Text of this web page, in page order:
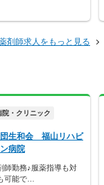
剤師求人をもっと見る
院・クリニック
団生和会 福山リハビ
病院
師勤務♪服薬指導も対
可能で…